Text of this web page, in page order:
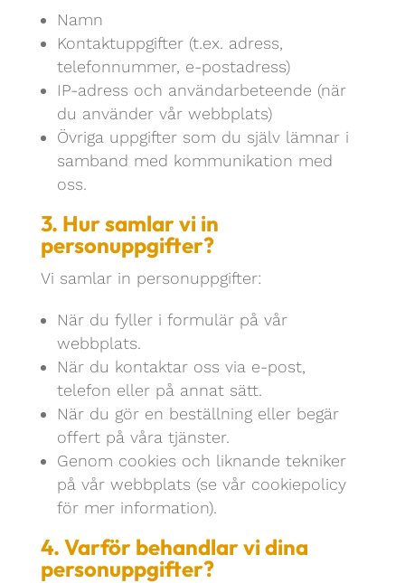
Namn
Kontaktuppgifter (t.ex. adress,
telefonnummer, e-postadress)
IP-adress och användarbeteende (när
du använder vår webbplats)
Övriga uppgifter som du själv lämnar i
samband med kommunikation med
oss.
3. Hur samlar vi in
personuppgifter?
Vi samlar in personuppgifter:
När du fyller i formulär på vår
webbplats.
När du kontaktar oss via e-post,
telefon eller på annat sätt.
När du gör en beställning eller begär
offert på våra tjänster.
Genom cookies och liknande tekniker
på vår webbplats (se vår cookiepolicy
för mer information).
4. Varför behandlar vi dina
personuppgifter?